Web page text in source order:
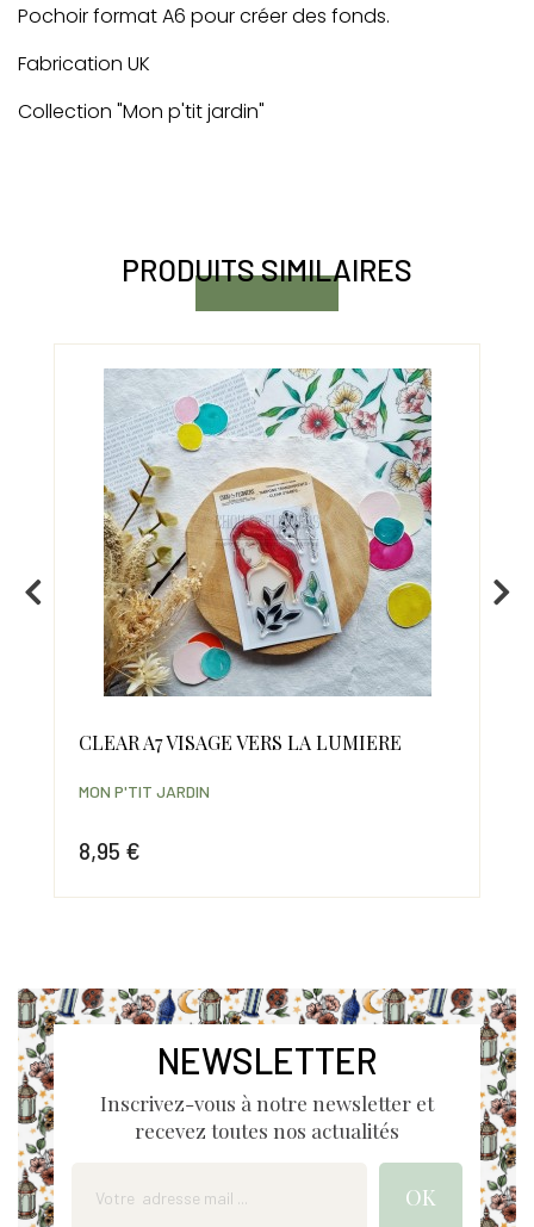
Pochoir format A6 pour créer des fonds.
Fabrication UK
Collection "Mon p'tit jardin"
PRODUITS SIMILAIRES
CLEAR A7 VISAGE VERS LA LUMIERE
8,95 €
MON P'TIT JARDIN
NEWSLETTER
Inscrivez-vous à notre newsletter et
recevez toutes nos actualités